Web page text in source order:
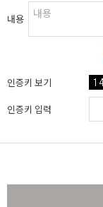
내용
인증키 보기
인증키 입력